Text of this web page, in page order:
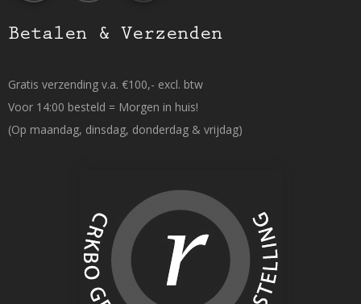
Betalen & Verzenden
Gratis verzending v.a. €100,- excl. btw
Voor 14:00 besteld = Morgen in huis!
(Op maandag, dinsdag, donderdag & vrijdag)